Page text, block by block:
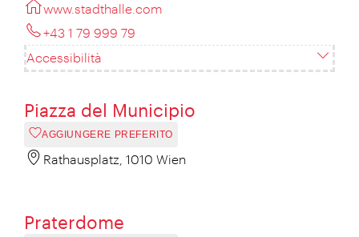
www.stadthalle.com
+43 1 79 999 79
Accessibilità
Piazza del Municipio
AGGIUNGERE PREFERITO
Rathausplatz, 1010 Wien
Praterdome